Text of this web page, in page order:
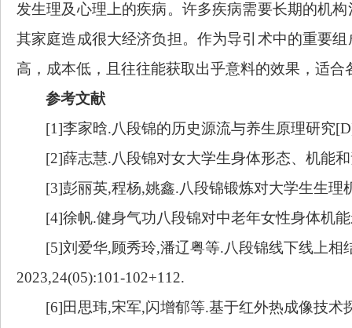
发生理及心理上的疾病。许多疾病需要长期的机
其家庭造成很大经济负担。作为导引术中的重要
高，成本低，且往往能获取出乎意料的效果，适
参考文献
[1]李家晗.八段锦的历史源流与养生原理研究
[2]薛志慧.八段锦对女大学生身体形态、机能
[3]彭丽英,程杨,姚鑫.八段锦锻炼对大学生生理
[4]徐帆.健身气功八段锦对中老年女性身体机
[5]刘爱华,顾秀玲,潘辽粤等.八段锦线下线上
2023,24(05):101-102+112.
[6]田思玮,宋军,闪增郁等.基于红外热成像技